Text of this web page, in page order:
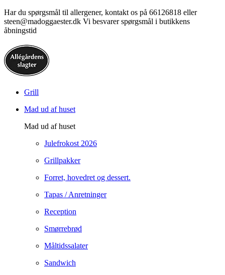
Har du spørgsmål til allergener, kontakt os på 66126818 eller
steen@madoggaester.dk Vi besvarer spørgsmål i butikkens
åbningstid
Grill
Mad ud af huset
Mad ud af huset
Julefrokost 2026
Grillpakker
Forret, hovedret og dessert.
Tapas / Anretninger
Reception
Smørrebrød
Måltidssalater
Sandwich